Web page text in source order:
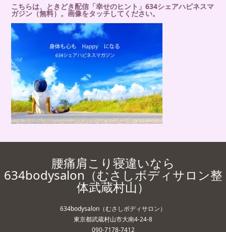
こちらは、ときどき配信「幸せのヒント」634シェアハピネスマ
ガジン（無料）。画像をタッチしてください。
腰痛肩こり寝違いなら
634bodysalon（むさしボディサロン整
体武蔵村山）
634bodysalon（むさしボディサロン）
東京都武蔵村山市大南4-24-8
090-7178-7412